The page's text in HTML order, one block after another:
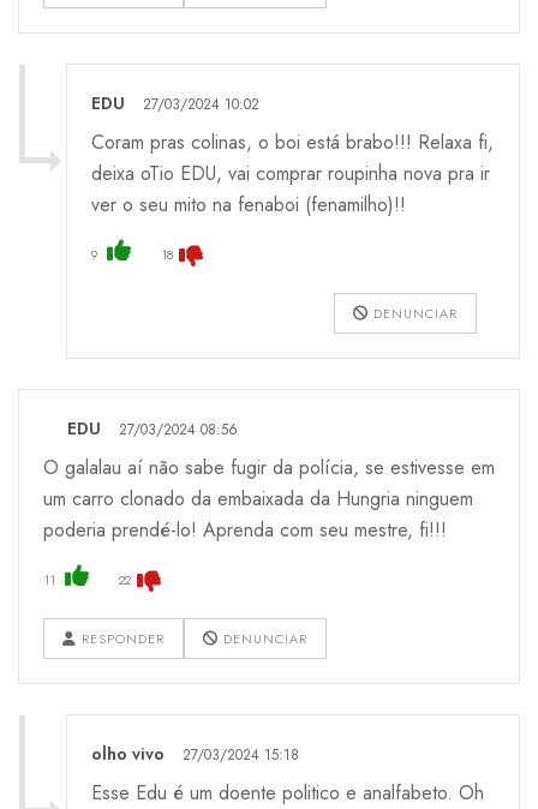
EDU 27/03/2024 10:02
Coram pras colinas, o boi está brabo!!! Relaxa fi,
deixa oTio EDU, vai comprar roupinha nova pra ir
ver o seu mito na fenaboi (fenamilho)!!
9 18
DENUNCIAR
EDU 27/03/2024 08:56
O galalau aí não sabe fugir da polícia, se estivesse em
um carro clonado da embaixada da Hungria ninguem
poderia prendé-lo! Aprenda com seu mestre, fi!!!
11 22
RESPONDER DENUNCIAR
olho vivo 27/03/2024 15:18
Esse Edu é um doente politico e analfabeto. Oh